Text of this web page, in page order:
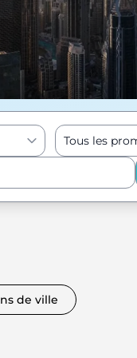
Tous les
de ville